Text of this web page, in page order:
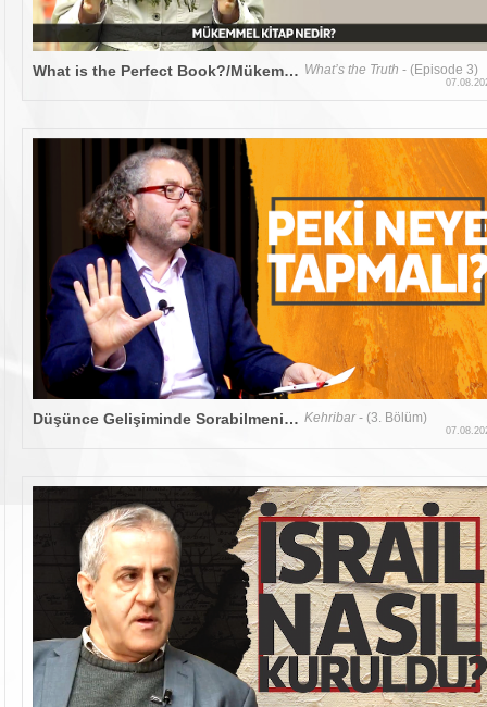
What is the Perfect Book?/Mükemmel Kitap Nedir? What’s the Truth - (Episode 3)
Düşünce Gelişiminde Sorabilmenin Önemi Kehribar- (3. Bölüm)